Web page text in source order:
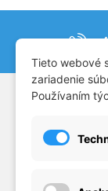
Tieto webové
zariadenie
Používaním